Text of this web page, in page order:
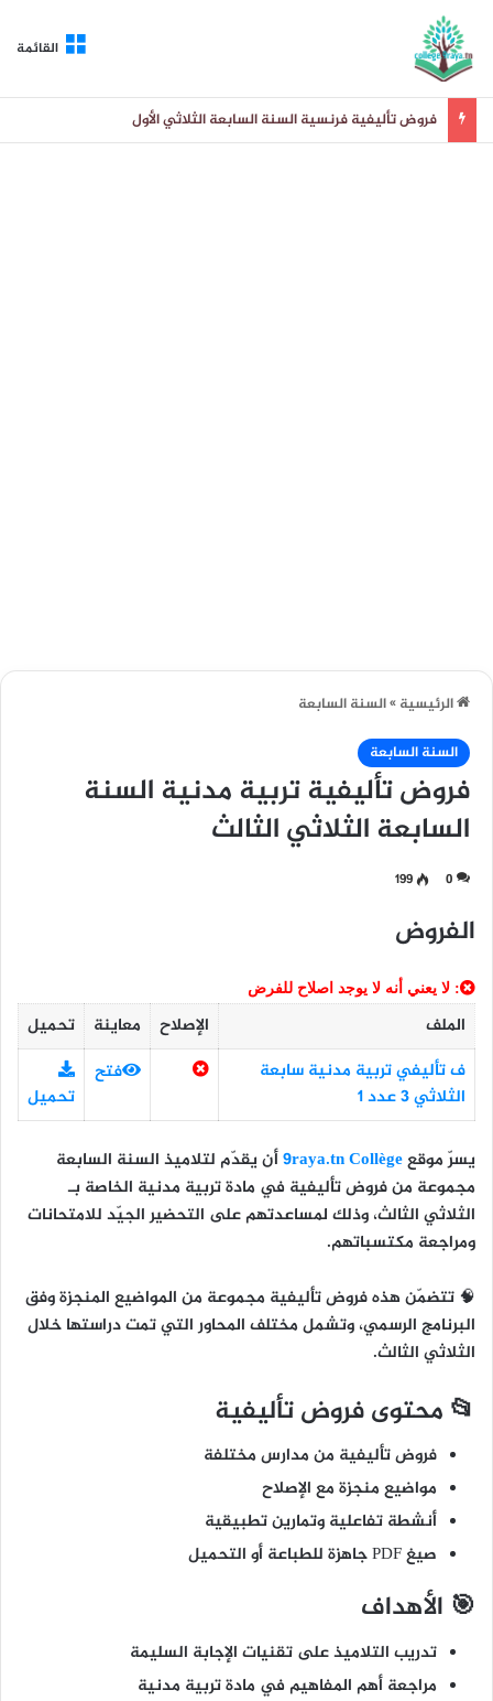
القائمة
فروض تأليفية فرنسية السنة السابعة الثلاثي الأول
الرئيسية»السنة السابعة
السنة السابعة
فروض تأليفية تربية مدنية السنة
السابعة الثلاثي الثالث
0
199
الفروض
: لا يعني أنه لا يوجد اصلاح للفرض
الملف الإصلاح معاينة
تحميل
ف تأليفي تربية مدنية سابعة
الثلاثي 3 عدد 1
فتح
تحميل
يسرّ موقع9raya.tn Collègeأن يقدّم لتلاميذ السنة السابعة
مجموعة منفروض تأليفية في مادة تربية مدنية الخاصة بـ
الثلاثي الثالث، وذلك لمساعدتهم على التحضير الجيّد للامتحانات
ومراجعة مكتسباتهم.
🧠 تتضمّن هذه فروض تأليفية مجموعة من المواضيع المنجزة وفق
البرنامج الرسمي، وتشمل مختلف المحاور التي تمت دراستها خلال
الثلاثي الثالث.
📂 محتوى فروض تأليفية
فروض تأليفية من مدارس مختلفة
مواضيع منجزة مع الإصلاح
أنشطة تفاعلية وتمارين تطبيقية
صيغ PDF جاهزة للطباعة أو التحميل
🎯 الأهداف
تدريب التلاميذ على تقنيات الإجابة السليمة
مراجعة أهم المفاهيم في مادة تربية مدنية